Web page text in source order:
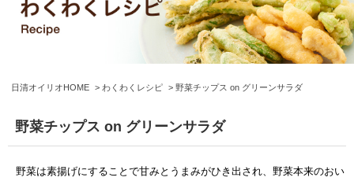
日清オイリオHOME わくわくレシピ 野菜チップス on グリーンサラダ
野菜チップス on グリーンサラダ
野菜は素揚げにすることで甘みとうまみがひき出され、野菜本来のおい